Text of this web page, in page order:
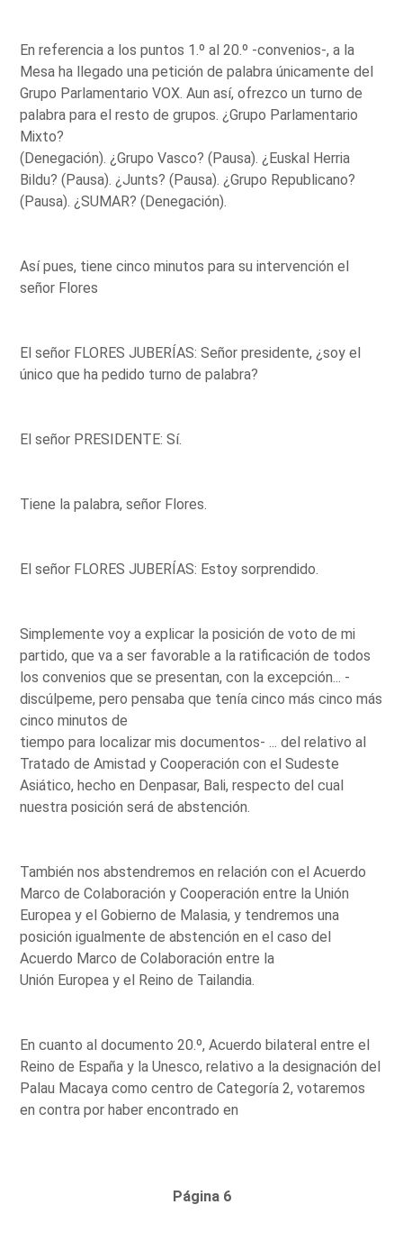
En referencia a los puntos 1.º al 20.º -convenios-, a la
Mesa ha llegado una petición de palabra únicamente del
Grupo Parlamentario VOX. Aun así, ofrezco un turno de
palabra para el resto de grupos. ¿Grupo Parlamentario
Mixto?
(Denegación). ¿Grupo Vasco? (Pausa). ¿Euskal Herria
Bildu? (Pausa). ¿Junts? (Pausa). ¿Grupo Republicano?
(Pausa). ¿SUMAR? (Denegación).
Así pues, tiene cinco minutos para su intervención el
señor Flores
El señor FLORES JUBERÍAS: Señor presidente, ¿soy el
único que ha pedido turno de palabra?
El señor PRESIDENTE: Sí.
Tiene la palabra, señor Flores.
El señor FLORES JUBERÍAS: Estoy sorprendido.
Simplemente voy a explicar la posición de voto de mi
partido, que va a ser favorable a la ratificación de todos
los convenios que se presentan, con la excepción... -
discúlpeme, pero pensaba que tenía cinco más cinco más
cinco minutos de
tiempo para localizar mis documentos- ... del relativo al
Tratado de Amistad y Cooperación con el Sudeste
Asiático, hecho en Denpasar, Bali, respecto del cual
nuestra posición será de abstención.
También nos abstendremos en relación con el Acuerdo
Marco de Colaboración y Cooperación entre la Unión
Europea y el Gobierno de Malasia, y tendremos una
posición igualmente de abstención en el caso del
Acuerdo Marco de Colaboración entre la
Unión Europea y el Reino de Tailandia.
En cuanto al documento 20.º, Acuerdo bilateral entre el
Reino de España y la Unesco, relativo a la designación del
Palau Macaya como centro de Categoría 2, votaremos
en contra por haber encontrado en
Página 6